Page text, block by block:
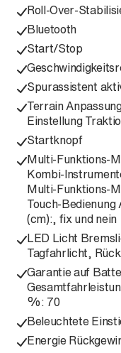
Roll-Over-
Bluetooth
Start/Stop
Spurassistent
Terrain
Einstellung
Startknopf
Multi-Funktions-
Kombi-
Multi-Funktions-
Touch-
(cm):, fix und nein
LED Licht
Tagfahrlicht,
Garantie auf
%: 70
Beleuchtete
Energie